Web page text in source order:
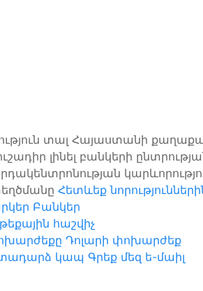
տալ Հայաստանի
լինել բանկերի
Հետևեք
Բանկեր
հաշվիչ
Դոլարի փոխարժեք
կապ Գրեք մեզ ե-մաիլ